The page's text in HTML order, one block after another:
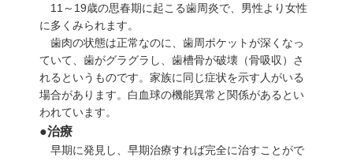
11～19歳の思春期に起こる歯周炎で、男性より女性
に多くみられます。
歯肉の状態は正常なのに、歯周ポケットが深くなっ
ていて、歯がグラグラし、歯槽骨が破壊（骨吸収）さ
れるというものです。家族に同じ症状を示す人がいる
場合があります。白血球の機能異常と関係があるとい
われています。
●治療
早期に発見し、早期治療すれば完全に治すことがで